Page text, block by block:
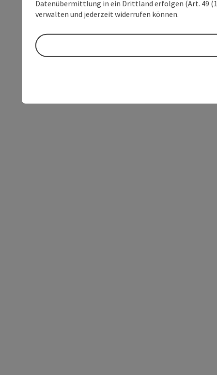
Datenübermittlung in ein Drittland erfolgen (Art. 49
verwalten und jederzeit widerrufen können.